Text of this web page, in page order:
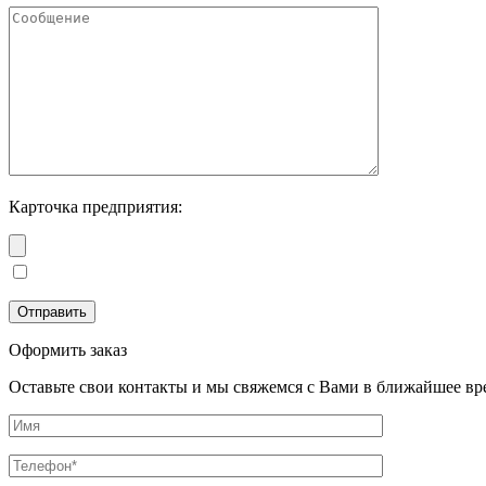
Карточка предприятия:
Оформить заказ
Оставьте свои контакты и мы свяжемся с Вами в ближайшее